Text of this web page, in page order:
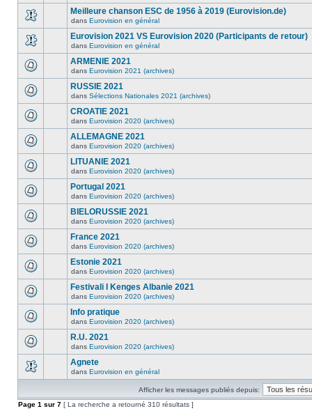
Meilleure chanson ESC de 1956 à 2019 (Eurovision.de)
dans Eurovision en général
Eurovision 2021 VS Eurovision 2020 (Participants de retour)
dans Eurovision en général
ARMENIE 2021
dans Eurovision 2021 (archives)
RUSSIE 2021
dans Sélections Nationales 2021 (archives)
CROATIE 2021
dans Eurovision 2020 (archives)
ALLEMAGNE 2021
dans Eurovision 2020 (archives)
LITUANIE 2021
dans Eurovision 2020 (archives)
Portugal 2021
dans Eurovision 2020 (archives)
BIELORUSSIE 2021
dans Eurovision 2020 (archives)
France 2021
dans Eurovision 2020 (archives)
Estonie 2021
dans Eurovision 2020 (archives)
Festivali I Kenges Albanie 2021
dans Eurovision 2020 (archives)
Info pratique
dans Eurovision 2020 (archives)
R.U. 2021
dans Eurovision 2020 (archives)
Agnete
dans Eurovision en général
Afficher les messages publiés depuis:
Page 1 sur 7 [ La recherche a retourné 310 résultats ]